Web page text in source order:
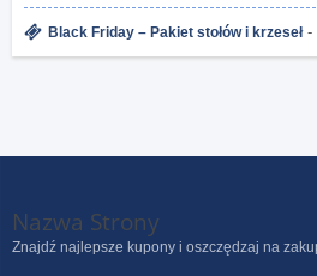
Black Friday – Pakiet stołów i krzeseł-
Nazwa Strony
Znajdź najlepsze kupony i oszczędzaj na